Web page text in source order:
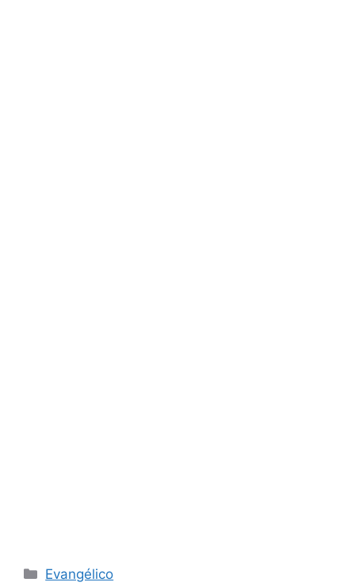
Categorias
Evangélico